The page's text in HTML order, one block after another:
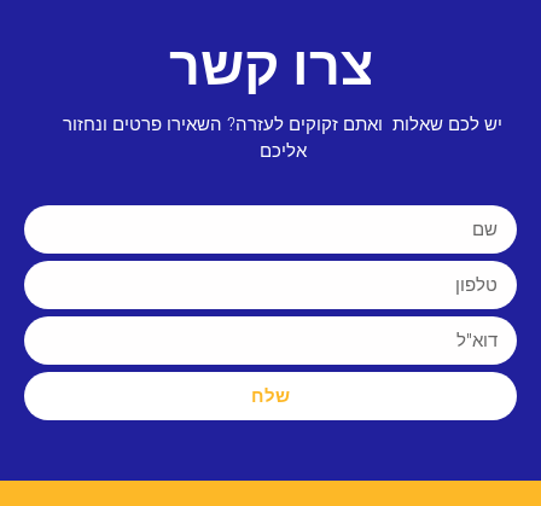
צרו קשר
יש לכם שאלות ואתם זקוקים לעזרה? השאירו פרטים ונחזור
אליכם
שלח